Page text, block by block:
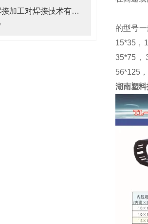
机床防护罩焊接加工对焊接技术有哪些要求
的型号
15*35，
35*75，
56*125
湖南塑